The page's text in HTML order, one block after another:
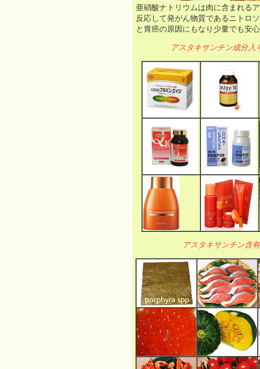
亜硝酸ナトリウムは肉に含まれる
反応して発がん物質であるニトロ
と胃癌の原因にもなり少量でも安心
アスタキサンチン成分入
アスタキサンチン含